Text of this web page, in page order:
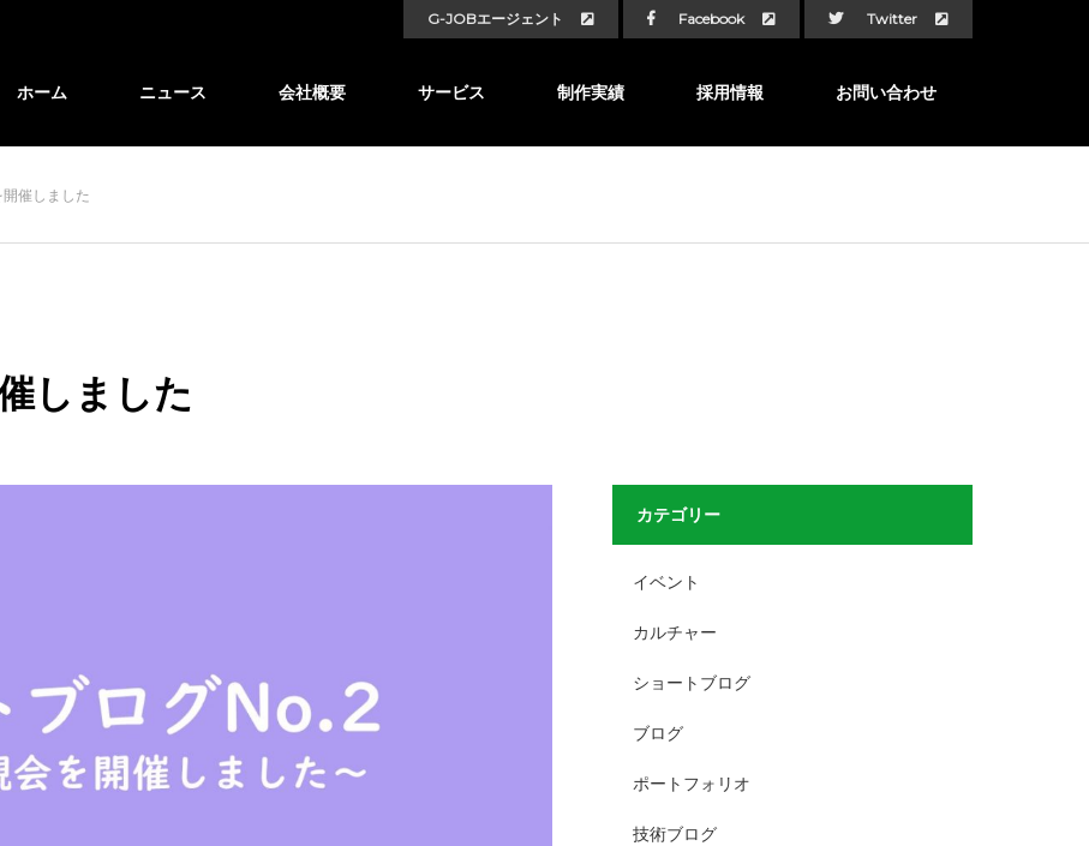
G-JOBエージェント Facebook Twitter
ホーム ニュース 会社概要 サービス 制作実績 採用情報 お問い合わせ
催しました
しました
カテゴリー
イベント
カルチャー
ショートブログ
ブログ
ポートフォリオ
技術ブログ